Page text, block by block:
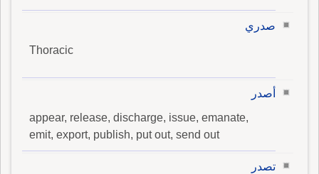
صدري
Thoracic
أصدر
appear, release, discharge, issue, emanate,
emit, export, publish, put out, send out
تصدر